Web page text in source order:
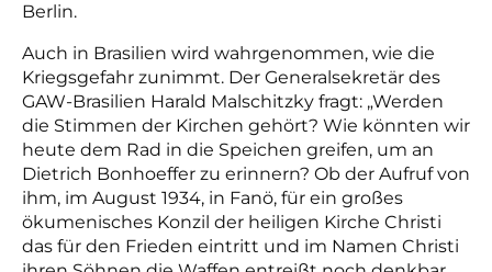
Berlin.
Auch in Brasilien wird wahrgenommen, wie die
Kriegsgefahr zunimmt. Der Generalsekretär des
GAW-Brasilien Harald Malschitzky fragt: „Werden
die Stimmen der Kirchen gehört? Wie könnten wir
heute dem Rad in die Speichen greifen, um an
Dietrich Bonhoeffer zu erinnern? Ob der Aufruf von
ihm, im August 1934, in Fanö, für ein großes
ökumenisches Konzil der heiligen Kirche Christi
das für den Frieden eintritt und im Namen Christi